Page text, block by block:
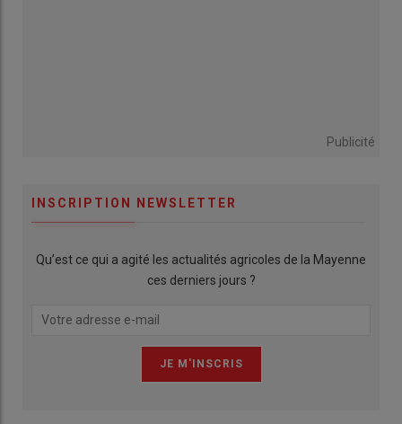
Publicité
INSCRIPTION NEWSLETTER
Qu’est ce qui a agité les actualités agricoles de la Mayenne
ces derniers jours ?